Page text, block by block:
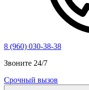
8 (960) 030-38-38
Звоните 24/7
Срочный вызов